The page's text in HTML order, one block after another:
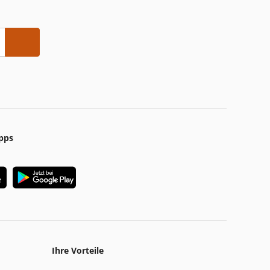
Ihre Vorteile